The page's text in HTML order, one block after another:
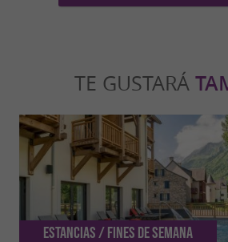
TE GUSTARÁ
Estancias / Fines de semana